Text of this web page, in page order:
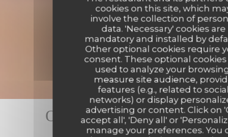
cookies on this site, which
involve the collection of
data. 'Necessary' cookies are
mandatory and installed by
Other optional cookies require
consent. These optional cookies
used to analyze your
measure site audience,
features (e.g., related to
networks) or display
advertising or content. Click on
accept all', 'Deny all' or
manage your preferences. You
Our customer ratings